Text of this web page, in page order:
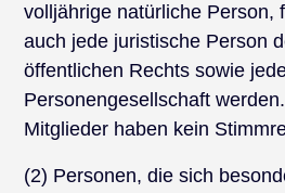
volljährige natürliche Person,
auch jede juristische Person
öffentlichen Rechts sowie
Personengesellschaft
Mitglieder haben kein
(2) Personen, die sich